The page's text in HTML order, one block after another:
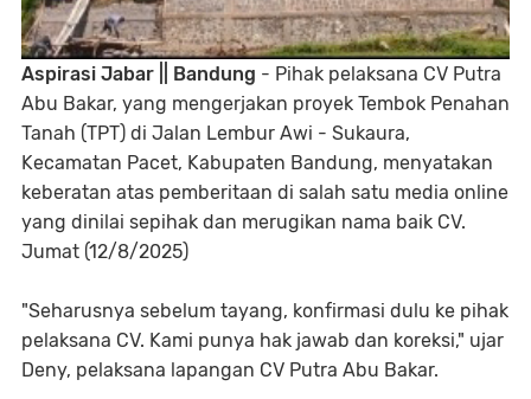
Aspirasi Jabar || Bandung - Pihak pelaksana CV Putra
Abu Bakar, yang mengerjakan proyek Tembok Penahan
Tanah (TPT) di Jalan Lembur Awi - Sukaura,
Kecamatan Pacet, Kabupaten Bandung, menyatakan
keberatan atas pemberitaan di salah satu media online
yang dinilai sepihak dan merugikan nama baik CV.
Jumat (12/8/2025)
"Seharusnya sebelum tayang, konfirmasi dulu ke pihak
pelaksana CV. Kami punya hak jawab dan koreksi," ujar
Deny, pelaksana lapangan CV Putra Abu Bakar.